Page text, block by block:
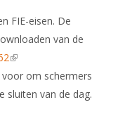
FIE-eisen. De
van de
(link is external)
om schermers
sluiten van de dag.